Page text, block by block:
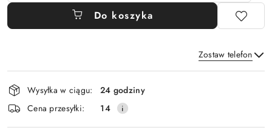
Do koszyka
Zostaw telefon
Wyślij
Dostępność
i
dostawa
Wysyłka w ciągu:
24 godziny
Cena przesyłki:
14